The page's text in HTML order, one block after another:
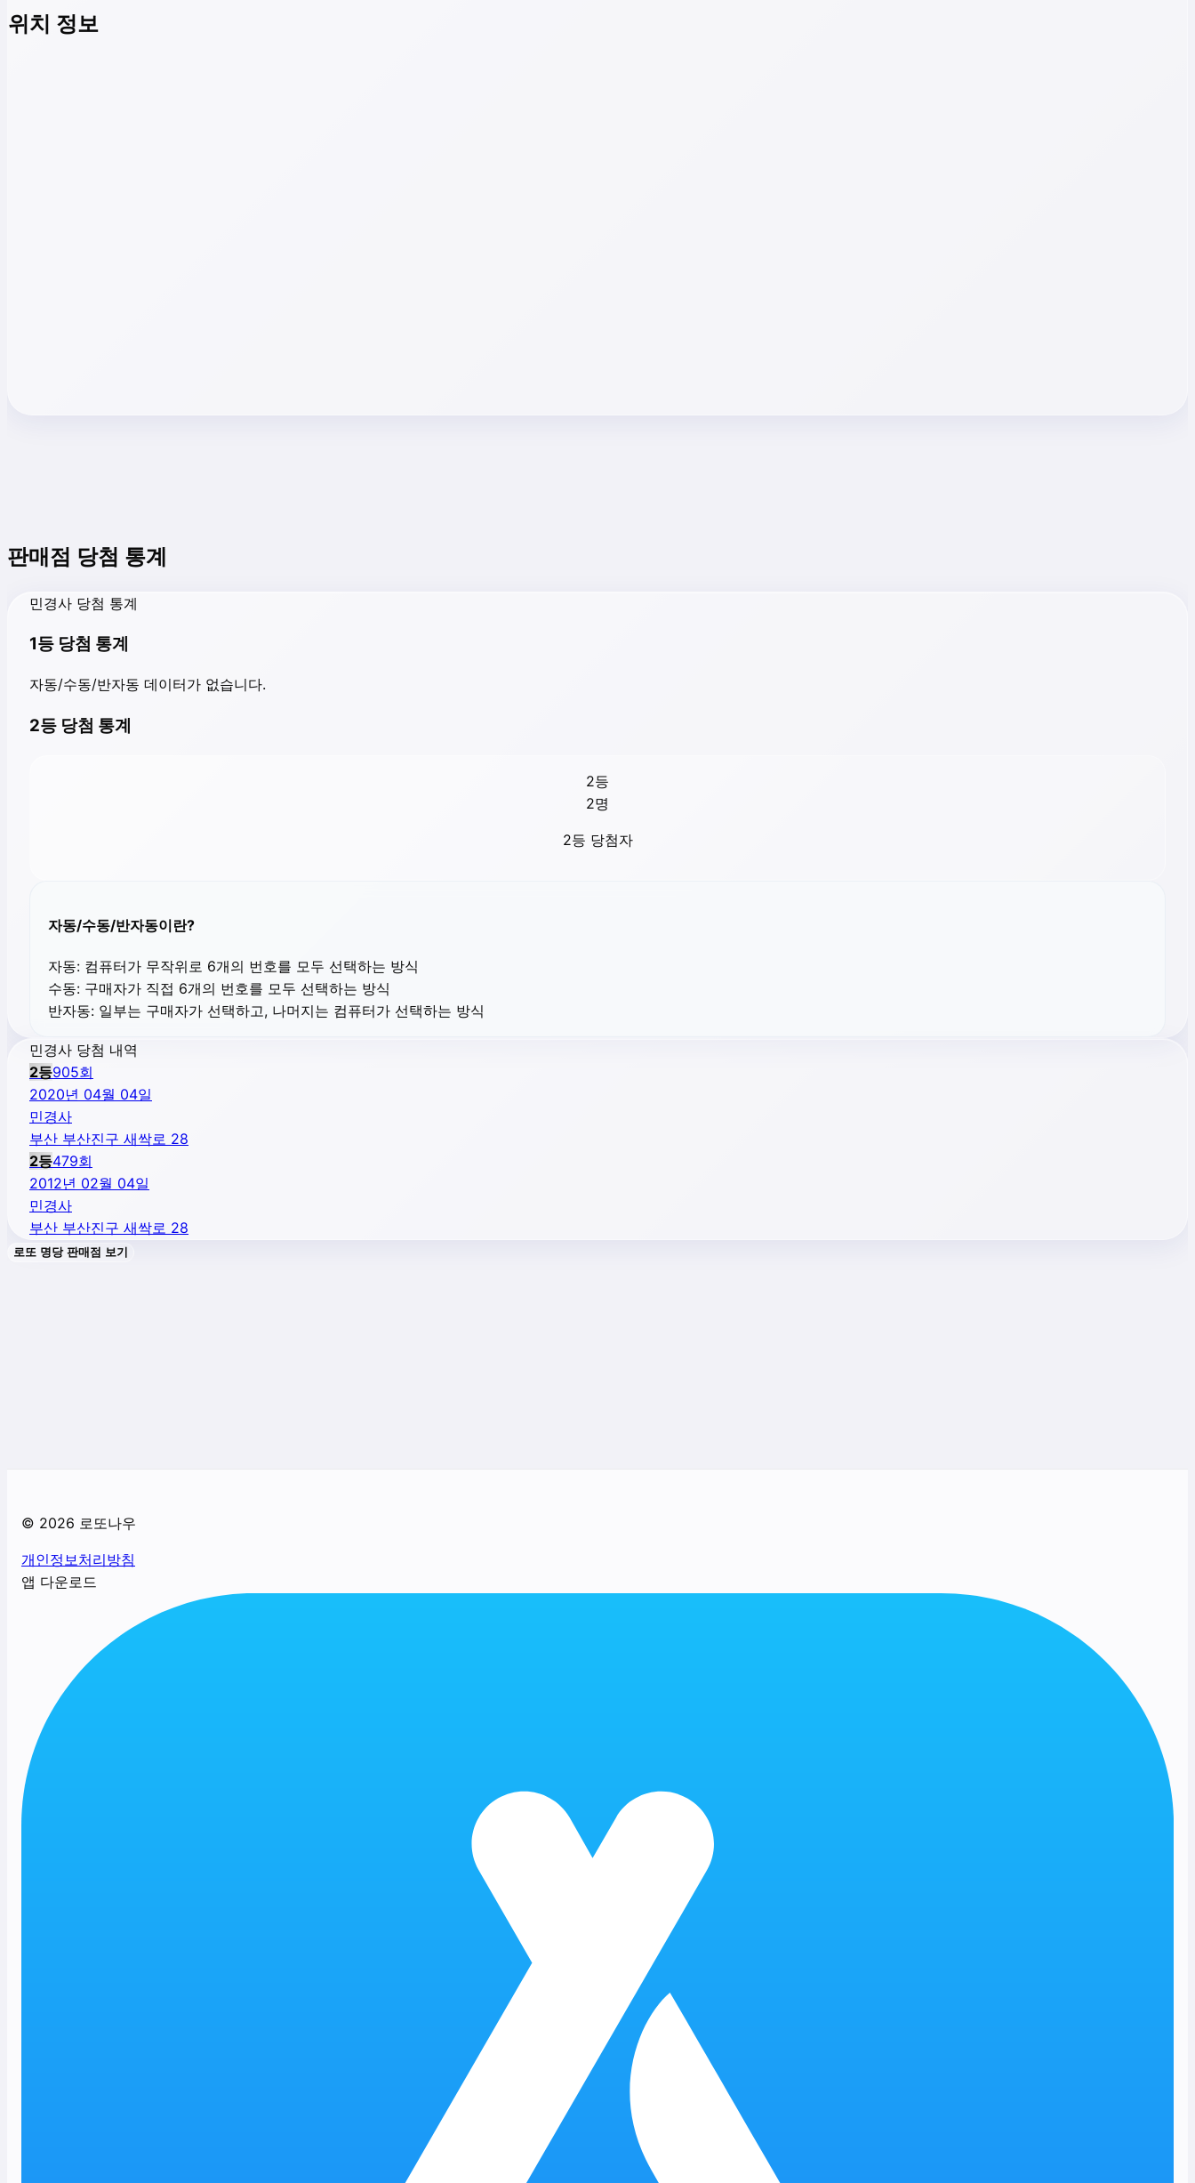
위치 정보
판매점 당첨 통계
민경사 당첨 통계
1등 당첨 통계
자동/수동/반자동 데이터가 없습니다.
2등 당첨 통계
2등
2명
2등 당첨자
자동/수동/반자동이란?
자동: 컴퓨터가 무작위로 6개의 번호를 모두 선택하는 방식
수동: 구매자가 직접 6개의 번호를 모두 선택하는 방식
반자동: 일부는 구매자가 선택하고, 나머지는 컴퓨터가 선택하는 방식
민경사 당첨 내역
2등905회
2020년 04월 04일
민경사
부산 부산진구 새싹로 28
2등479회
2012년 02월 04일
민경사
부산 부산진구 새싹로 28
로또 명당 판매점 보기
© 2026 로또나우
개인정보처리방침
앱 다운로드